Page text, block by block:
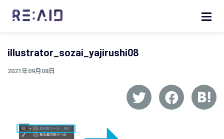
illustrator_sozai_yajirushi08
2021年09月08日